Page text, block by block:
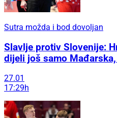
Sutra možda i bod dovoljan
Slavlje protiv Slovenije:
dijeli još samo
27.01
17:29h